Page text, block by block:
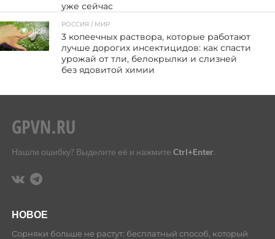
уже сейчас
109
РОССИЯ / МИР
3 копеечных раствора, которые работают
лучше дорогих инсектицидов: как спасти
урожай от тли, белокрылки и слизней
без ядовитой химии
Нашли ошибку? Выделите её и нажмите Ctrl+Enter.
НОВОЕ
Сорняки больше не растут: бесплатный способ, который